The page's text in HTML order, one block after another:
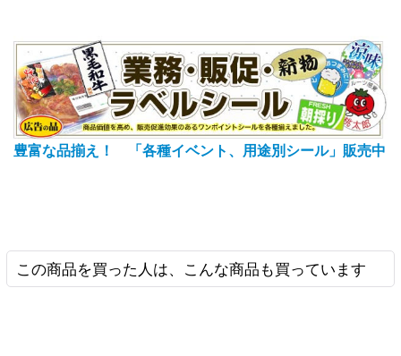
豊富な品揃え！ 「各種イベント、用途別シール」販売中
この商品を買った人は、こんな商品も買っています